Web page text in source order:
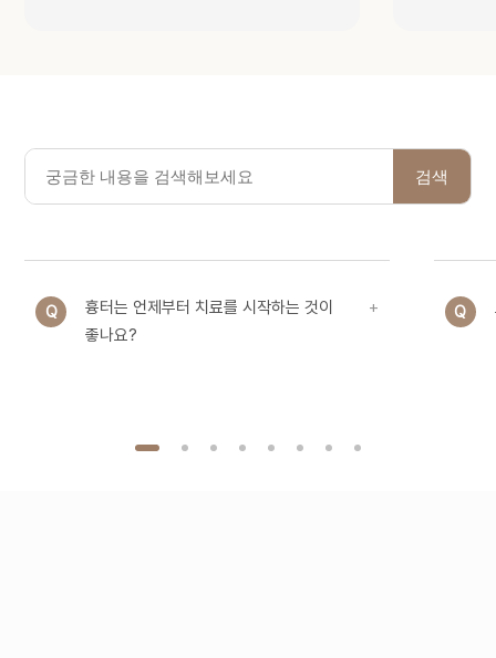
검색
흉터는 언제부터 치료를 시작하는 것이
좋나요?